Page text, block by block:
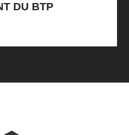
DU BTP